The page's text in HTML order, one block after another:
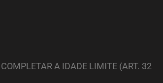
A IDADE LIMITE (ART. 32